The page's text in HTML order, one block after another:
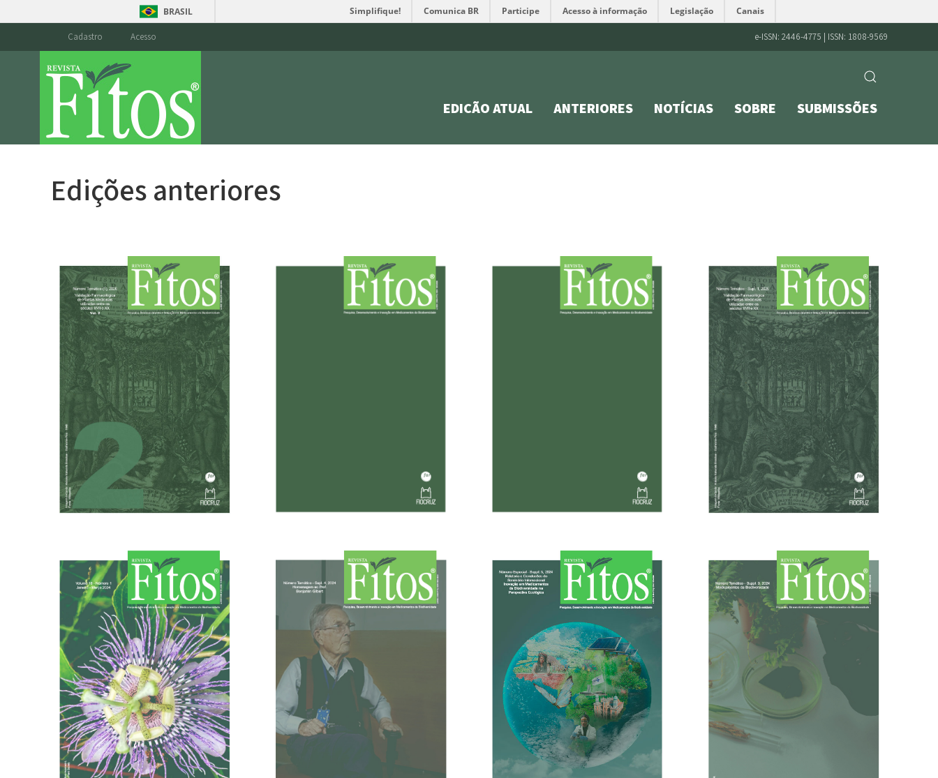
BRASIL Simplifique! Comunica BR Participe Acesso à informação Legislação Canais
Cadastro Acesso e-ISSN: 2446-4775 | ISSN: 1808-9569
EDIÇÃO ATUAL ANTERIORES NOTÍCIAS SOBRE SUBMISSÕES
Edições anteriores
20/05/2026 28/11/2025
10/01/2024
07/03/2024
05/11/2024
07/03/2024